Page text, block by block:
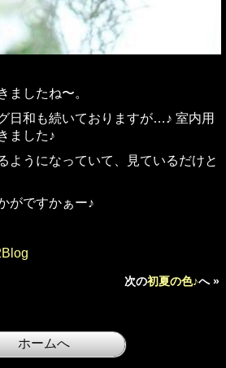
ましたね〜。
日和も続いておりますが…♪ 室内用
ました♪
ようになっていて、見ているだけと
がですかぁー♪
次の初夏の色♪へ »